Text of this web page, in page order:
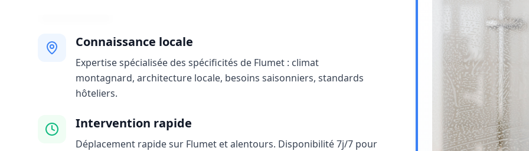
Connaissance locale
Expertise spécialisée des spécificités de Flumet : climat
montagnard, architecture locale, besoins saisonniers, standards
hôteliers.
Intervention rapide
Déplacement rapide sur Flumet et alentours. Disponibilité 7j/7 pour